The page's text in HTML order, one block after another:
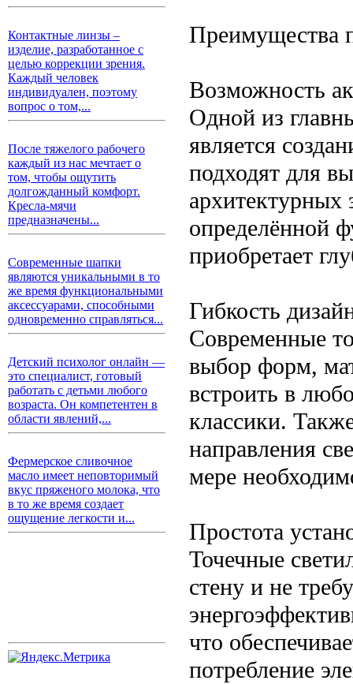
Контактные линзы –
изделие, разработанное с
целью коррекции зрения.
Каждый человек
индивидуален, поэтому
вопрос о том,...
После тяжелого рабочего
каждый из нас мечтает о
том, чтобы ощутить
долгожданный комфорт.
Кресла-мячи
предназначены...
Современные шапки
являются уникальными в то
же время функциональными
аксессуарами, способными
одновременно справляться...
Детский психолог онлайн —
это специалист, готовый
работать с детьми любого
возраста. Он компетентен в
области явлений,...
Фермерское сливочное
масло имеет неповторимый
вкус пряженого молока, что
в то же время создает
ощущение легкости и...
Преимущества
Возможность
Одной из
является
подходят для
архитектурных
определённой
приобретает
Гибкость
Современные
выбор форм,
встроить в
классики.
направления
мере
Простота
Точечные
стену и не
что
потребление